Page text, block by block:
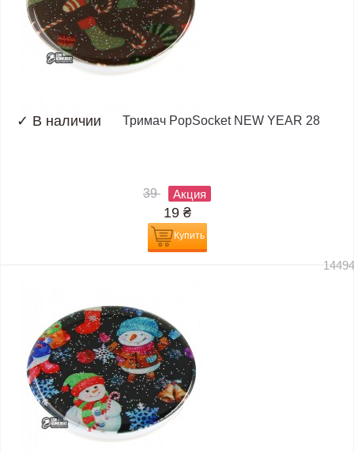
✓ В наличии Тримач PopSocket NEW YEAR 28
39 Акция
19 ₴
Купить